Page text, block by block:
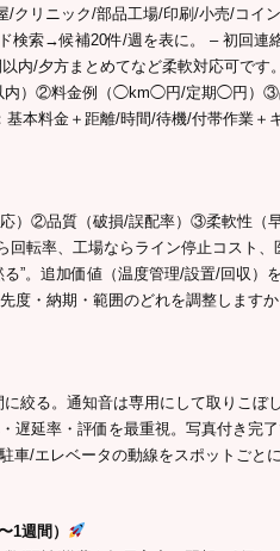
/クリニック/部品工場/印刷/小売/コイ
ド検索→候補20件/週を表に。 – 初回
内/夕方まとめてなど柔軟対応可で
）②料金例（◯km◯円/定期◯円）③
本料金＋距離/時間/待機/付帯作業＋
）②品質（破損/誤配率）③柔軟性（早
回転率、工場ならライン停止コスト、
”。追加価値（温度管理/設置/回収）
度・納期・範囲のどれを調整します
絞る。通知音は専用にして取りこぼし
遅延率・評価を最重視。写真付き完了
車/エレベータの動線をスポットごと
1週間）